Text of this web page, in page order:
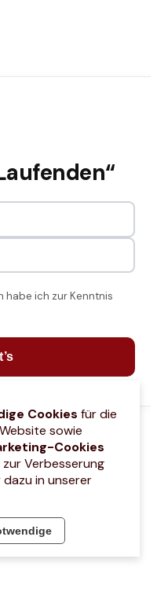
habe ich zur Kenntnis
All Rights Reserved
Cookies für die
sowie
Cookies
Verbesserung
in unserer